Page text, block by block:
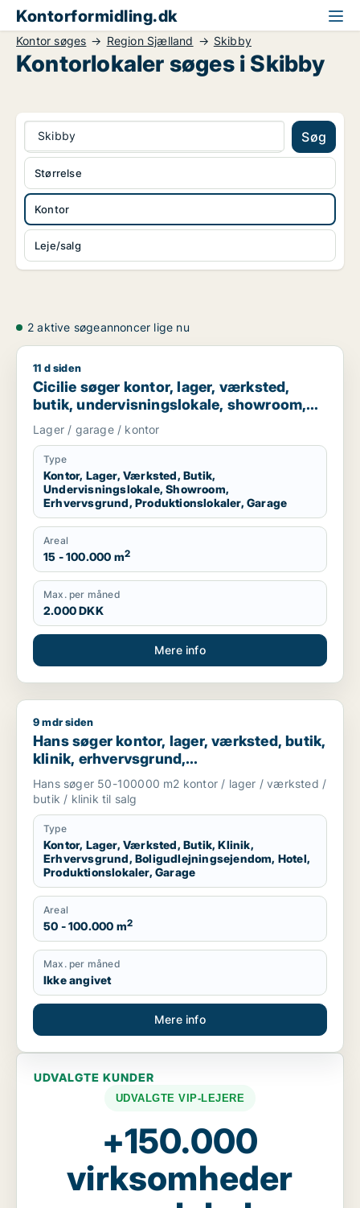
Kontorformidling.dk
Kontor søges Region Sjælland Skibby
Kontorlokaler søges i Skibby
Skibby Søg
Kontor
Leje/salg
Størrelse
2 aktive søgeannoncer lige nu
Cicilie søger kontor, lager, værksted, butik,
11 d siden
Cicilie søger kontor, lager, værksted,
butik, undervisningslokale, showroom,
erhvervsgrund, produktionslokaler eller
garage til leje i Region Sjælland eller
Nordsjælland
Lager / garage / kontor
Type
Kontor, Lager, Værksted, Butik,
Undervisningslokale, Showroom,
Erhvervsgrund, Produktionslokaler, Garage
Areal
15 - 100.000 m2
Max. per måned
2.000 DKK
Mere info
Hans søger kontor, lager, værksted, butik, klinik,
9 mdr siden
Hans søger kontor, lager, værksted, butik,
klinik, erhvervsgrund,
boligudlejningsejendom, hotel,
produktionslokaler eller garage til salg i
Region Sjælland
Hans søger 50-100000 m2 kontor / lager / værksted /
butik / klinik til salg
Type
Kontor, Lager, Værksted, Butik, Klinik,
Erhvervsgrund, Boligudlejningsejendom, Hotel,
Produktionslokaler, Garage
Areal
50 - 100.000 m2
Max. per måned
Ikke angivet
Mere info
UDVALGTE KUNDER
UDVALGTE VIP-LEJERE
+150.000
virksomheder